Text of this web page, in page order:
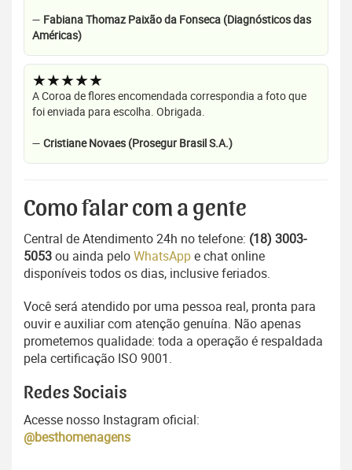
— Fabiana Thomaz Paixão da Fonseca (Diagnósticos das
Américas)
★★★★★
A Coroa de flores encomendada correspondia a foto que
foi enviada para escolha. Obrigada.
— Cristiane Novaes (Prosegur Brasil S.A.)
Como falar com a gente
Central de Atendimento 24h no telefone: (18) 3003-
5053ou ainda peloWhatsAppe chat online
disponíveis todos os dias, inclusive feriados.
Você será atendido por uma pessoa real, pronta para
ouvir e auxiliar com atenção genuína. Não apenas
prometemos qualidade: toda a operação é respaldada
pela certificação ISO 9001.
Redes Sociais
Acesse nosso Instagram oficial:
@besthomenagens